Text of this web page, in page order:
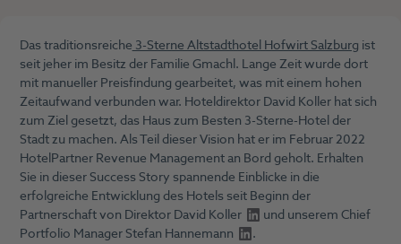
Das traditionsreiche 3-Sterne Altstadthotel Hofwirt Salzburg ist
seit jeher im Besitz der Familie Gmachl. Lange Zeit wurde dort
mit manueller Preisfindung gearbeitet, was mit einem hohen
Zeitaufwand verbunden war. Hoteldirektor David Koller hat sich
zum Ziel gesetzt, das Haus zum Besten 3-Sterne-Hotel der
Stadt zu machen. Als Teil dieser Vision hat er im Februar 2022
HotelPartner Revenue Management an Bord geholt. Erhalten
Sie in dieser Success Story spannende Einblicke in die
erfolgreiche Entwicklung des Hotels seit Beginn der
Partnerschaft von DirektorDavid Koller
und unserem Chief
Portfolio Manager Stefan Hannemann .